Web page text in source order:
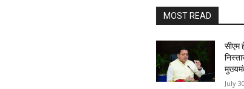
MOST READ
सीएम
July